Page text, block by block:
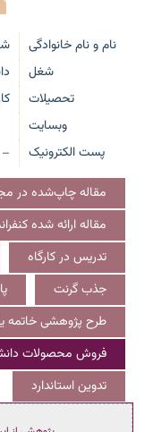
نام و نام خانوادگی
شغل
تحصیلات
وبسایت
پست الکترونیک
—
مقاله چاپ‌شده در
مقاله ارائه شده
تدریس در کارگاه
جذب گرنت
طرح پژوهشی خاتمه
فروش محصولات
تدوین استاندارد